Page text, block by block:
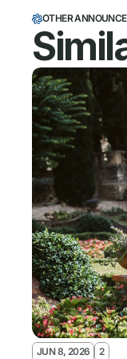
OTHER
JUN 8, 2026 2